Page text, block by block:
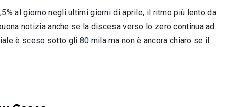
al giorno negli ultimi giorni di aprile, il ritmo più lento da
notizia anche se la discesa verso lo zero continua ad
è sceso sotto gli 80 mila ma non è ancora chiaro se il